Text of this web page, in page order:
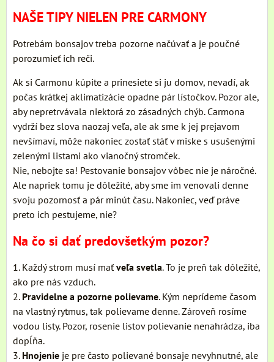
NAŠE TIPY NIELEN PRE CARMONY
Potrebám bonsajov treba pozorne načúvať a je poučné
porozumieť ich reči.
Ak si Carmonu kúpite a prinesiete si ju domov, nevadí, ak
počas krátkej aklimatizácie opadne pár lístočkov. Pozor ale,
aby nepretrvávala niektorá zo zásadných chýb. Carmona
vydrží bez slova naozaj veľa, ale ak sme k jej prejavom
nevšímaví, môže nakoniec zostať stáť v miske s usušenými
zelenými listami ako vianočný stromček.
Nie, nebojte sa! Pestovanie bonsajov vôbec nie je náročné.
Ale napriek tomu je dôležité, aby sme im venovali denne
svoju pozornosť a pár minút času. Nakoniec, veď práve
preto ich pestujeme, nie?
Na čo si dať predovšetkým pozor?
1. Každý strom musí mať veľa svetla. To je preň tak dôležité,
ako pre nás vzduch.
2. Pravidelne a pozorne polievame. Kým neprídeme časom
na vlastný rytmus, tak polievame denne. Zároveň rosíme
vodou listy. Pozor, rosenie listov polievanie nenahrádza, iba
dopĺňa.
3. Hnojenie je pre často polievané bonsaje nevyhnutné, ale